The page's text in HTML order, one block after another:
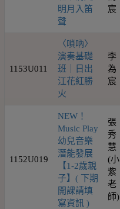
明月入笛
聲
宸
1153U011
〈嗩吶〉
演奏基礎
班｜日出
江花紅勝
火
李
為
宸
1152U019
NEW！
Music Play
幼兒音樂
潛能發展
【1-2歲親
子】( 下期
開課請填
寫資訊 )
張
秀
慧
(小
紫
老
師)